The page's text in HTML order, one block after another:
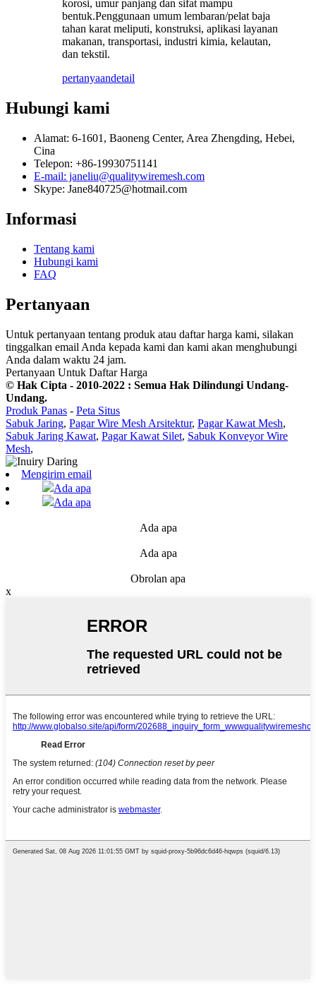
korosi, umur panjang dan sifat mampu
bentuk.Penggunaan umum lembaran/pelat baja
tahan karat meliputi, konstruksi, aplikasi layanan
makanan, transportasi, industri kimia, kelautan,
dan tekstil.
pertanyaandetail
Hubungi kami
Alamat: 6-1601, Baoneng Center, Area Zhengding, Hebei,
Cina
Telepon: +86-19930751141
E-mail: janeliu@qualitywiremesh.com
Skype: Jane840725@hotmail.com
Informasi
Tentang kami
Hubungi kami
FAQ
Pertanyaan
Untuk pertanyaan tentang produk atau daftar harga kami, silakan
tinggalkan email Anda kepada kami dan kami akan menghubungi
Anda dalam waktu 24 jam.
Pertanyaan Untuk Daftar Harga
© Hak Cipta - 2010-2022 : Semua Hak Dilindungi Undang-
Undang.
Produk Panas - Peta Situs
Sabuk Jaring, Pagar Wire Mesh Arsitektur, Pagar Kawat Mesh,
Sabuk Jaring Kawat, Pagar Kawat Silet, Sabuk Konveyor Wire
Mesh,
Mengirim email
Ada apa
Ada apa
Ada apa
Ada apa
Obrolan apa
x